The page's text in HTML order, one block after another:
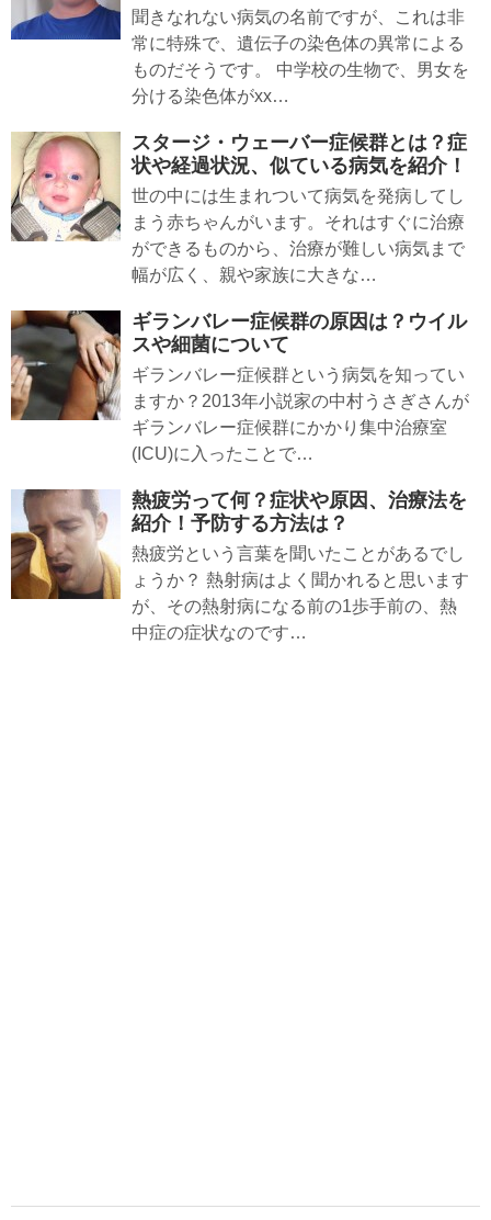
聞きなれない病気の名前ですが、これは非
常に特殊で、遺伝子の染色体の異常による
ものだそうです。 中学校の生物で、男女を
分ける染色体がxx…
スタージ・ウェーバー症候群とは？症
状や経過状況、似ている病気を紹介！
世の中には生まれついて病気を発病してし
まう赤ちゃんがいます。それはすぐに治療
ができるものから、治療が難しい病気まで
幅が広く、親や家族に大きな…
ギランバレー症候群の原因は？ウイル
スや細菌について
ギランバレー症候群という病気を知ってい
ますか？2013年小説家の中村うさぎさんが
ギランバレー症候群にかかり集中治療室
(ICU)に入ったことで…
熱疲労って何？症状や原因、治療法を
紹介！予防する方法は？
熱疲労という言葉を聞いたことがあるでし
ょうか？ 熱射病はよく聞かれると思います
が、その熱射病になる前の1歩手前の、熱
中症の症状なのです…